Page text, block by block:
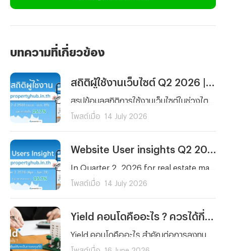
บทความที่เกี่ยวข้อง
โพสต์เมื่อ 14 July 2026
โพสต์เมื่อ 14 July 2026
โพสต์เมื่อ 16 June 2026